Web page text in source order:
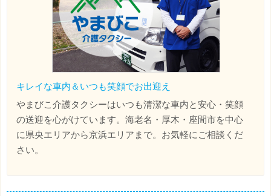
キレイな車内＆いつも笑顔でお出迎え
やまびこ介護タクシーはいつも清潔な車内と安心・笑顔
の送迎を心がけています。海老名・厚木・座間市を中心
に県央エリアから京浜エリアまで。お気軽にご相談くだ
さい。